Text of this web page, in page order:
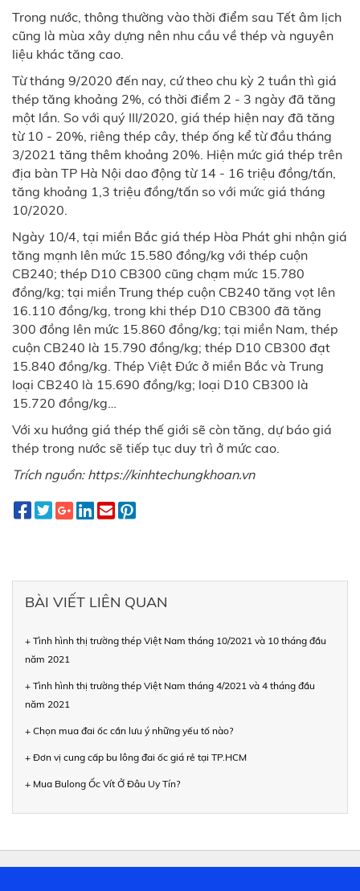
Trong nước, thông thường vào thời điểm sau Tết âm lịch
cũng là mùa xây dựng nên nhu cầu về thép và nguyên
liệu khác tăng cao.
Từ tháng 9/2020 đến nay, cứ theo chu kỳ 2 tuần thì giá
thép tăng khoảng 2%, có thời điểm 2 - 3 ngày đã tăng
một lần. So với quý III/2020, giá thép hiện nay đã tăng
từ 10 - 20%, riêng thép cây, thép ống kể từ đầu tháng
3/2021 tăng thêm khoảng 20%. Hiện mức giá thép trên
địa bàn TP Hà Nội dao động từ 14 - 16 triệu đồng/tấn,
tăng khoảng 1,3 triệu đồng/tấn so với mức giá tháng
10/2020.
Ngày 10/4, tại miền Bắc giá thép Hòa Phát ghi nhận giá
tăng mạnh lên mức 15.580 đồng/kg với thép cuộn
CB240; thép D10 CB300 cũng chạm mức 15.780
đồng/kg; tại miền Trung thép cuộn CB240 tăng vọt lên
16.110 đồng/kg, trong khi thép D10 CB300 đã tăng
300 đồng lên mức 15.860 đồng/kg; tại miền Nam, thép
cuộn CB240 là 15.790 đồng/kg; thép D10 CB300 đạt
15.840 đồng/kg. Thép Việt Đức ở miền Bắc và Trung
loại CB240 là 15.690 đồng/kg; loại D10 CB300 là
15.720 đồng/kg…
Với xu hướng giá thép thế giới sẽ còn tăng, dự báo giá
thép trong nước sẽ tiếp tục duy trì ở mức cao.
Trích nguồn: https://kinhtechungkhoan.vn
BÀI VIẾT LIÊN QUAN
+ Tình hình thị trường thép Việt Nam tháng 10/2021 và 10 tháng đầu
năm 2021
+ Tình hình thị trường thép Việt Nam tháng 4/2021 và 4 tháng đầu
năm 2021
+ Chọn mua đai ốc cần lưu ý những yếu tố nào?
+ Đơn vị cung cấp bu lông đai ốc giá rẻ tại TP.HCM
+ Mua Bulong Ốc Vít Ở Đâu Uy Tín?